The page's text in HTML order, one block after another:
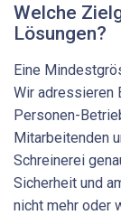
Welche
Lösungen?
Eine
Wir adressieren
Personen-
Mitarbeitenden
Schreinerei
Sicherheit und
nicht mehr oder